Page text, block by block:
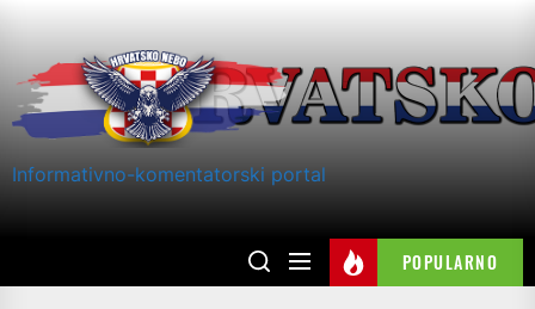
content
Informativno-komentatorski portal
POPULARNO